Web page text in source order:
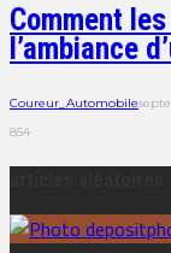
Comment
l’ambiance
Coureur_Automobile
854